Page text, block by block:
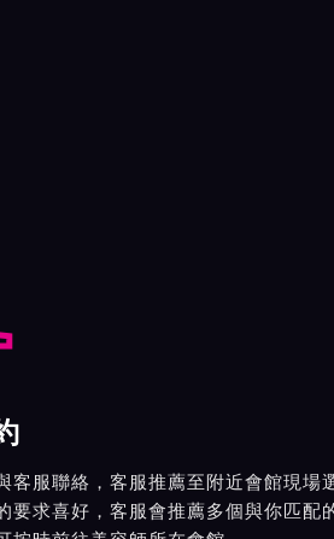
客服聯絡，客服推薦至附近會館現場
要求喜好，客服會推薦多個與你匹配